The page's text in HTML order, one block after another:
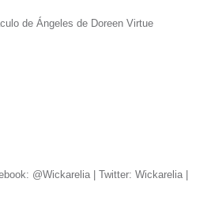
de Ángeles de Doreen Virtue
@Wickarelia | Twitter: Wickarelia |